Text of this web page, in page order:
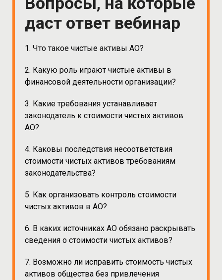
даст ответ вебинар
1. Что такое чистые активы АО?
2. Какую роль играют чистые активы в
финансовой деятельности организации?
3. Какие требования устанавливает
законодатель к стоимости чистых активов
АО?
4. Каковы последствия несоответствия
стоимости чистых активов требованиям
законодательства?
5. Как организовать контроль стоимости
чистых активов в АО?
6. В каких источниках АО обязано раскрывать
сведения о стоимости чистых активов?
7. Возможно ли исправить стоимость чистых
активов общества без привлечения